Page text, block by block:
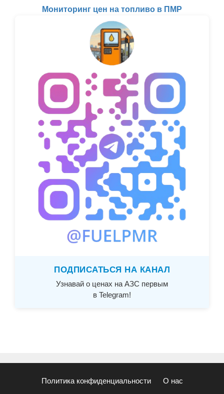
Мониторинг цен на топливо в ПМР
ПОДПИСАТЬСЯ НА КАНАЛ
Узнавай о ценах на АЗС первым
в Telegram!
Политика конфиденциальности О нас